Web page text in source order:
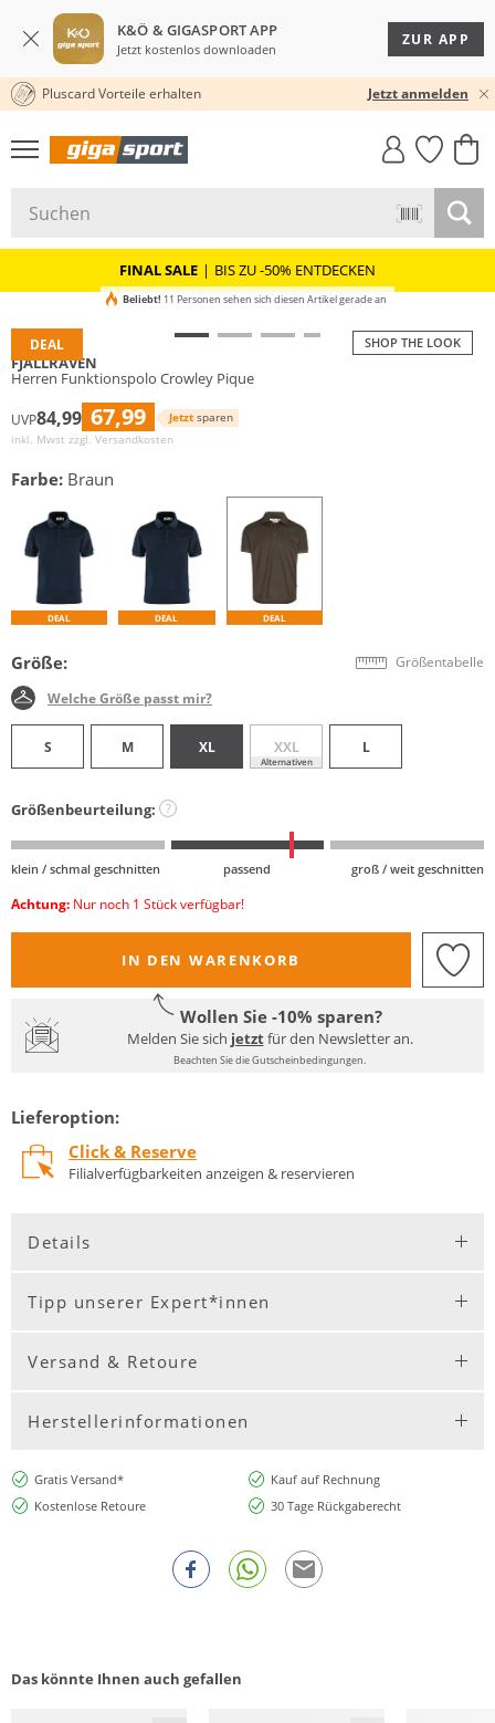
K&Ö & GIGASPORT APP
Jetzt kostenlos downloaden
ZUR APP
30 TAGE RÜCKGABERECHT
Pluscard Vorteile erhalten Jetzt anmelden
GIGASTYLE
FAHRRAD­
MUST-HAVE
FINAL SALE | BIS ZU -50% ENTDECKEN
SHOP THE LOOK
DEAL
Beliebt! 11 Personen sehen sich diesen Artikel gerade an
FJÄLLRÄVEN
Herren Funktionspolo Crowley Pique
UVP84,99 67,99 Jetzt sparen
inkl. Mwst zzgl. Versandkosten
Farbe: Braun
DEAL DEAL DEAL
Größe: Größentabelle
Welche Größe passt mir?
S M XL XXL
Alternativen
L
Größenbeurteilung: ?
klein / schmal geschnitten passend groß / weit geschnitten
Achtung: Nur noch 1 Stück verfügbar!
IN DEN WARENKORB
Wollen Sie -10% sparen?
Melden Sie sich jetztfür den Newsletter an.
Beachten Sie die Gutscheinbedingungen.
Lieferoption:
Click & Reserve
Filialverfügbarkeiten anzeigen & reservieren
Details
Tipp unserer Expert*innen
Versand & Retoure
Herstellerinformationen
Gratis Versand*
Kauf auf Rechnung
Kostenlose Retoure
30 Tage Rückgaberecht
Das könnte Ihnen auch gefallen